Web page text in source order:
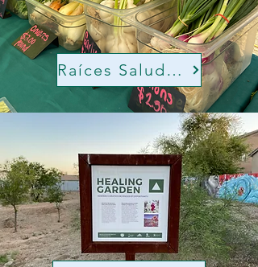
Raíces Saludables